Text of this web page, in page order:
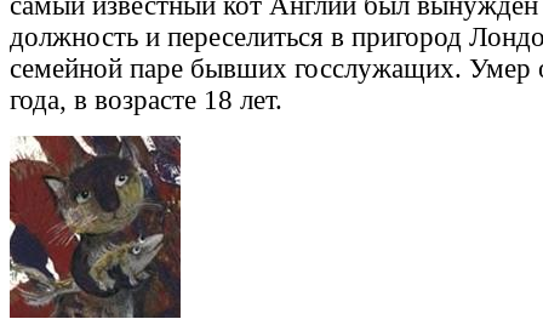
должность и переселиться в пригород
семейной паре бывших госслужащих. Умер
года, в возрасте 18 лет.